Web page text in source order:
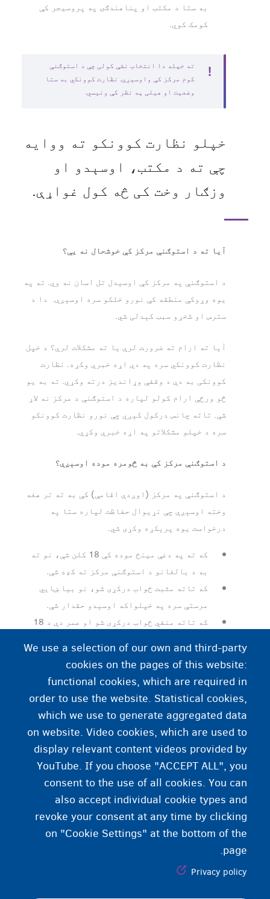
به ستا د مکتب او پناهندګۍ په پروسیجر کې
کومک کوي.
ته خپله دا انتخاب نشې کولی چې د استوګنې
کوم مرکز کې واوسېږې. نظارت کوونکي به ستا
وضعیت او هیلی په نظر کې ونیسي.
خپلو نظارت کوونکو ته ووایه
چې ته د مکتب، اوسېدو او
وزګار وخت کی څه کول غواړې.
آیا ته د استوګنې مرکز کې خوشحال نه یې؟
د استوګنې په مرکز کې اوسېدل تل اسان نه وي. ته په
یوه وړوکې منطقه کې نورو خلکو سره اوسېږې. دا د
سترس او شخړو سبب کېدلی شي.
آیا ته ارام ته ضرورت لرې یا ته مشکلات لرې؟ د خپل
نظارت کوونکي سره په دې اړه خبرې وکړه. نظارت
کوونکی به دې د وقفې وړاندیز درته وکړي. ته به یو
څو ورځې ارام کولو لپاره د استوګنې د مرکز نه لاړ
شې. تاته چانس درکول کېږي چې نورو نظارت کوونکو
سره د خپلو مشکلاتو په اړه خبرې وکړې.
د استوګنې مرکز کې به څومره موده اوسېږې؟
د استوګنې په مرکز (اوږدې اقامې) کې به ته تر هغه
وخته اوسېږې چې نړیوال حفاظت لپاره ستا په
درخواست یوه پرېکړه وکړی شي.
که ته په دغې مینځ موده کې 18 کلن شې، نو ته
به د بالغانو د استوګنې مرکز ته کډه شې.
که تاته مثبت ځواب درکړی شو، نو بیا ښايي
مرستې سره په خپلواکه اوسېدو حقدار شې.
که تاته منفي ځواب درکړی شو او عمر دې د 18
مرکز خوشې کړې.
آیا غواړې چې خپلواک ژوند وکړې؟
مرستې سره خپلواک ژوند
We use a selection of our own and third-party
cookies on the pages of this website:
functional cookies, which are required in
order to use the website. Statistical cookies,
which we use to generate aggregated data
on website. Video cookies, which are used to
display relevant content videos provided by
YouTube. If you choose "ACCEPT ALL", you
consent to the use of all cookies. You can
also accept individual cookie types and
revoke your consent at any time by clicking
on "Cookie Settings" at the bottom of the
page.
Privacy policy